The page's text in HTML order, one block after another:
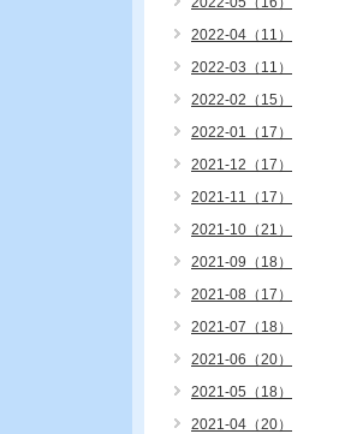
2022-04（11）
2022-03（11）
2022-02（15）
2022-01（17）
2021-12（17）
2021-11（17）
2021-10（21）
2021-09（18）
2021-08（17）
2021-07（18）
2021-06（20）
2021-05（18）
2021-04（20）